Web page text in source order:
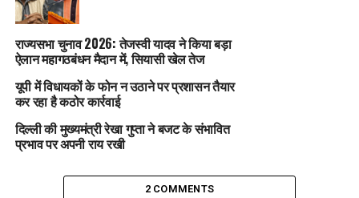
राज्यसभा चुनाव 2026: तेजस्वी यादव ने किया बड़ा
ऐलान महागठबंधन मैदान में, सियासी खेल तेज
यूपी में विधायकों के फोन न उठाने पर प्रशासन तैयार
कर रहा है कठोर कार्रवाई
दिल्ली की मुख्यमंत्री रेखा गुप्ता ने बजट के संभावित
प्रभाव पर अपनी राय रखी
2 COMMENTS